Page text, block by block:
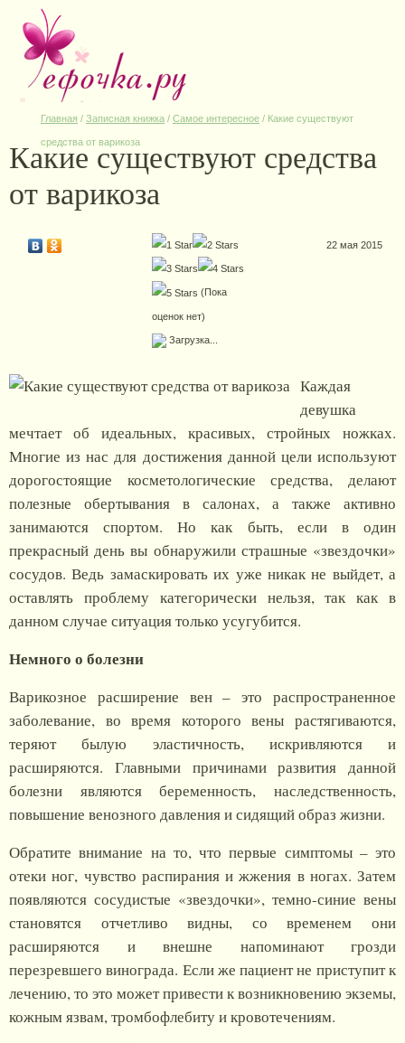
Главная / Записная книжка / Самое интересное / Какие существуют
средства от варикоза
Какие существуют средства
от варикоза
(Пока
оценок нет)
Загрузка...
22 мая 2015
Каждая
девушка
мечтает об идеальных, красивых, стройных ножках.
Многие из нас для достижения данной цели используют
дорогостоящие косметологические средства, делают
полезные обертывания в салонах, а также активно
занимаются спортом. Но как быть, если в один
прекрасный день вы обнаружили страшные «звездочки»
сосудов. Ведь замаскировать их уже никак не выйдет, а
оставлять проблему категорически нельзя, так как в
данном случае ситуация только усугубится.
Немного о болезни
Варикозное расширение вен – это распространенное
заболевание, во время которого вены растягиваются,
теряют былую эластичность, искривляются и
расширяются. Главными причинами развития данной
болезни являются беременность, наследственность,
повышение венозного давления и сидящий образ жизни.
Обратите внимание на то, что первые симптомы – это
отеки ног, чувство распирания и жжения в ногах. Затем
появляются сосудистые «звездочки», темно-синие вены
становятся отчетливо видны, со временем они
расширяются и внешне напоминают грозди
перезревшего винограда. Если же пациент не приступит к
лечению, то это может привести к возникновению экземы,
кожным язвам, тромбофлебиту и кровотечениям.